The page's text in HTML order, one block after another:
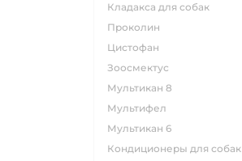
кладакса для собак
проколин
цистофан
зоосмектус
мультикан 8
мультифел
мультикан 6
кондиционеры для собак